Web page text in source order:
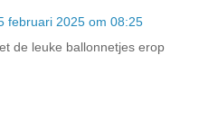
februari 2025 om 08:25
de leuke ballonnetjes erop